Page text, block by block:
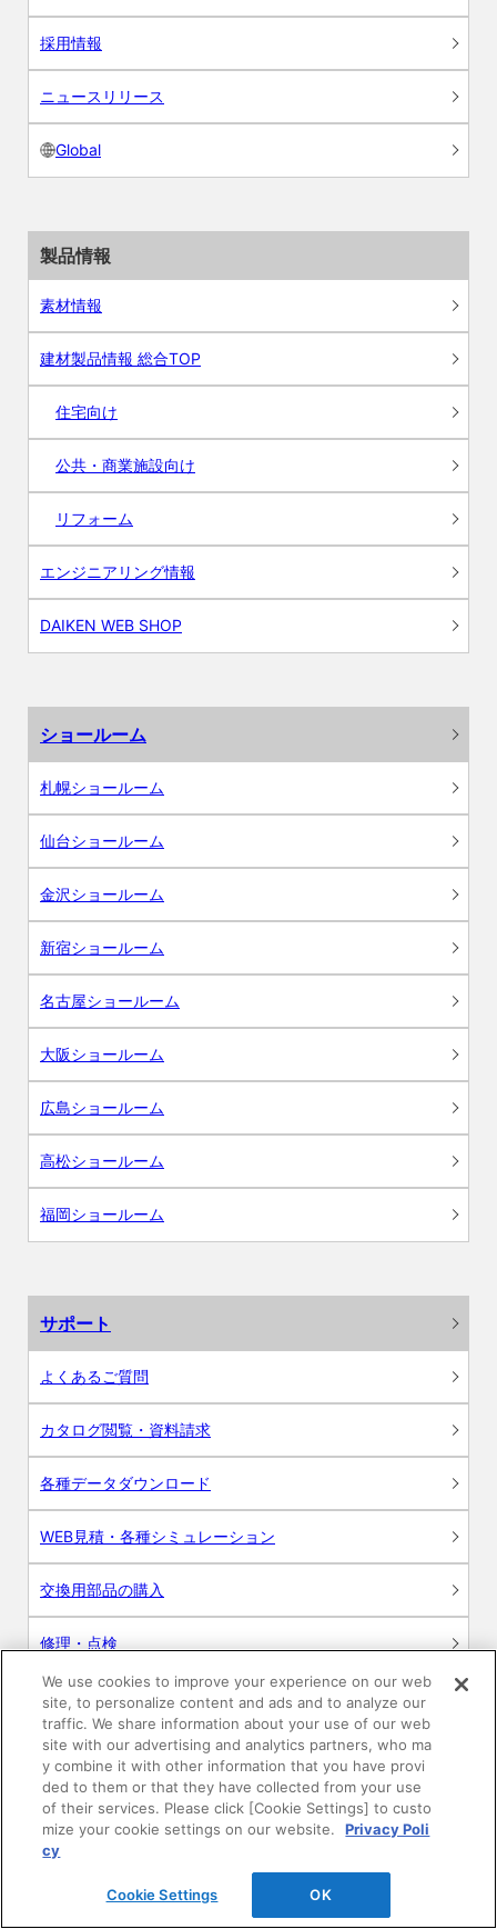
採用情報
ニュースリリース
Global
製品情報
素材情報
建材製品情報 総合TOP
住宅向け
公共・商業施設向け
リフォーム
エンジニアリング情報
DAIKEN WEB SHOP
ショールーム
札幌ショールーム
仙台ショールーム
金沢ショールーム
新宿ショールーム
名古屋ショールーム
大阪ショールーム
広島ショールーム
高松ショールーム
福岡ショールーム
サポート
よくあるご質問
カタログ閲覧・資料請求
各種データダウンロード
WEB見積・各種シミュレーション
交換用部品の購入
修理・点検
お問い合わせ
ログイン
建築・設計関係者様向けサイト
ユーザー登録サービス
WEB見積システム
We use cookies to improve your experience on our web
site, to personalize content and ads and to analyze our
traffic. We share information about your use of our web
site with our advertising and analytics partners, who ma
y combine it with other information that you have provi
ded to them or that they have collected from your use
of their services. Please click [Cookie Settings] to custo
mize your cookie settings on our website.
Privacy Poli
cy
Cookie Settings OK